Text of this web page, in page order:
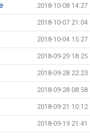
2018-10-08 14:27
2018-10-07 21:04
2018-10-04 15:27
2018-09-29 18:25
2018-09-28 22:23
2018-09-28 08:58
2018-09-21 10:12
2018-09-19 21:41